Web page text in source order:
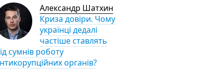
Александр Шатхин
Криза довіри. Чому
українці дедалі
частіше ставлять
сумнів роботу
органів?